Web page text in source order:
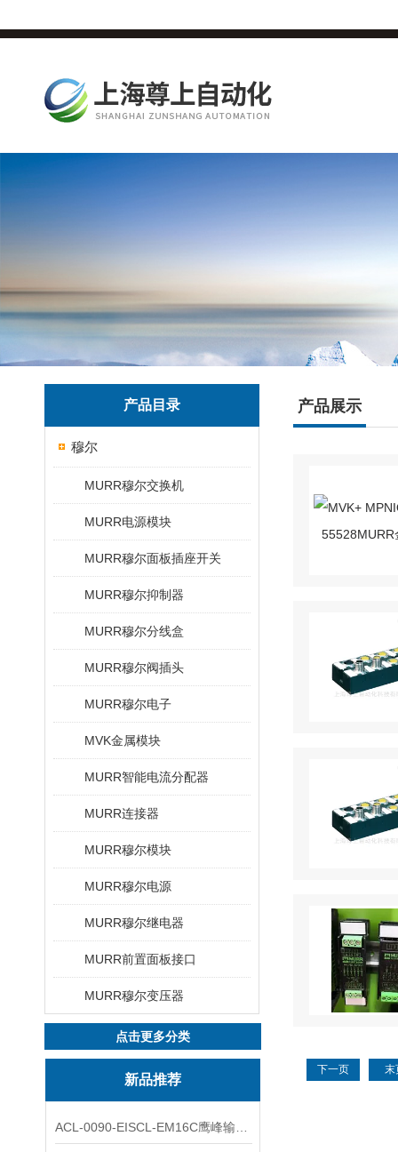
产品目录
穆尔
MURR穆尔交换机
MURR电源模块
MURR穆尔面板插座开关
MURR穆尔抑制器
MURR穆尔分线盒
MURR穆尔阀插头
MURR穆尔电子
MVK金属模块
MURR智能电流分配器
MURR连接器
MURR穆尔模块
MURR穆尔电源
MURR穆尔继电器
MURR前置面板接口
MURR穆尔变压器
点击更多分类
新品推荐
产品展示
下一页 末